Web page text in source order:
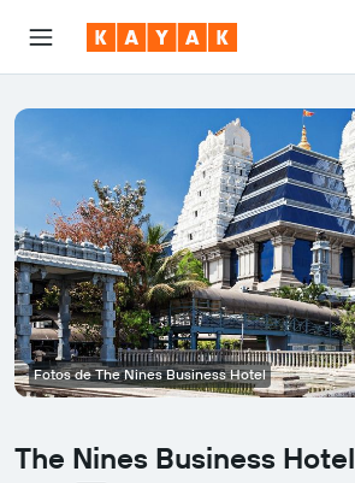
The Nines Business Hotel
Fotos de The Nines Business Hotel